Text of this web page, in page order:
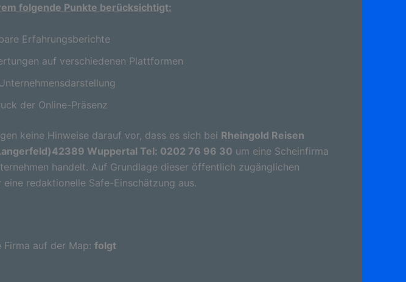
folgende Punkte berücksichtigt:
Erfahrungsberichte
auf verschiedenen Plattformen
der Online-Präsenz
keine Hinweise darauf vor, dass es sich bei Rheingold Reisen
Wuppertal Tel: 0202 76 96 30 um eine Scheinfirma
handelt. Auf Grundlage dieser öffentlich zugänglichen
redaktionelle Safe-Einschätzung aus.
auf der Map: folgt